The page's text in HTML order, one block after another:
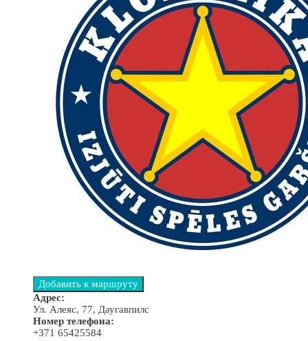
Адрес:
Ул. Алеяс, 77, Даугавпилс
Номер телефона:
+371 65425584